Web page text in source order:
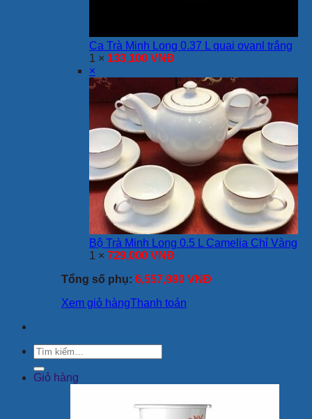
Ca Trà Minh Long 0.37 L quai ovanl trắng
1 × 133,100 VNĐ
×
Bộ Trà Minh Long 0.5 L Camelia Chỉ Vàng
1 × 729,000 VNĐ
Tổng số phụ: 6,557,980 VNĐ
Xem giỏ hàngThanh toán
Tìm
kiếm:
Giỏ hàng